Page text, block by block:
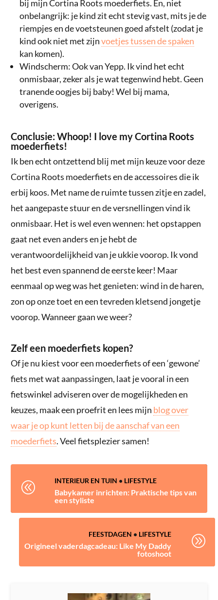
bij mijn Cortina Roots moederfiets. En, niet
onbelangrijk: je kind zit echt stevig vast, mits je de
riempjes en de voetsteunen goed afstelt (zodat je
kind ook niet met zijnvoetjes tussen de spaken
kan komen).
Windscherm: Ook van Yepp. Ik vind het echt
onmisbaar, zeker als je wat tegenwind hebt. Geen
tranende oogjes bij baby! Wel bij mama,
overigens.
Conclusie: Whoop! I love my Cortina Roots
moederfiets!
Ik ben echt ontzettend blij met mijn keuze voor deze
Cortina Roots moederfiets en de accessoires die ik
erbij koos. Met name de ruimte tussen zitje en zadel,
het aangepaste stuur en de versnellingen vind ik
onmisbaar. Het is wel even wennen: het opstappen
gaat net even anders en je hebt de
verantwoordelijkheid van je ukkie voorop. Ik vond
het best even spannend de eerste keer! Maar
eenmaal op weg was het genieten: wind in de haren,
zon op onze toet en een tevreden kletsend jongetje
voorop. Wanneer gaan we weer?
Zelf een moederfiets kopen?
Of je nu kiest voor een moederfiets of een ‘gewone’
fiets met wat aanpassingen, laat je vooral in een
fietswinkel adviseren over de mogelijkheden en
keuzes, maak een proefrit en lees mijn blog over
waar je op kunt letten bij de aanschaf van een
moederfiets. Veel fietsplezier samen!
@ INTERIEUR EN TUIN • LIFESTYLE
Babykamer inrichten: Praktische tips van
een styliste
FEESTDAGEN • LIFESTYLE
Origineel vaderdagcadeau: Like My Daddy
fotoshoot
A